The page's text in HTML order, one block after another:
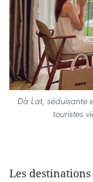
Dà Lat, séduisante
touristes
Les